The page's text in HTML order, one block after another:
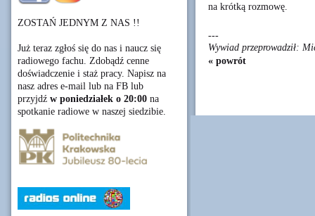
ZOSTAŃ JEDNYM Z NAS !!
Już teraz zgłoś się do nas i naucz się
radiowego fachu. Zdobądź cenne
doświadczenie i staż pracy. Napisz na
nasz adres e-mail lub na FB lub
przyjdź w poniedziałek o 20:00 na
spotkanie radiowe w naszej siedzibie.
na krótką rozmowę.
---
Wywiad przeprowadził:
« powrót